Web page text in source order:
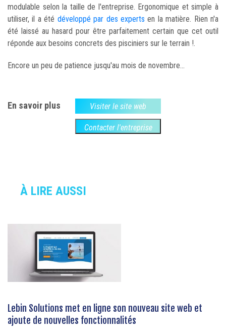
modulable selon la taille de l'entreprise. Ergonomique et simple à
utiliser, il a été développé par des experts en la matière. Rien n'a
été laissé au hasard pour être parfaitement certain que cet outil
réponde aux besoins concrets des pisciniers sur le terrain !.
Encore un peu de patience jusqu'au mois de novembre...
En savoir plus Visiter le site web
Contacter l'entreprise
À LIRE AUSSI
Lebin Solutions met en ligne son nouveau site web et
ajoute de nouvelles fonctionnalités